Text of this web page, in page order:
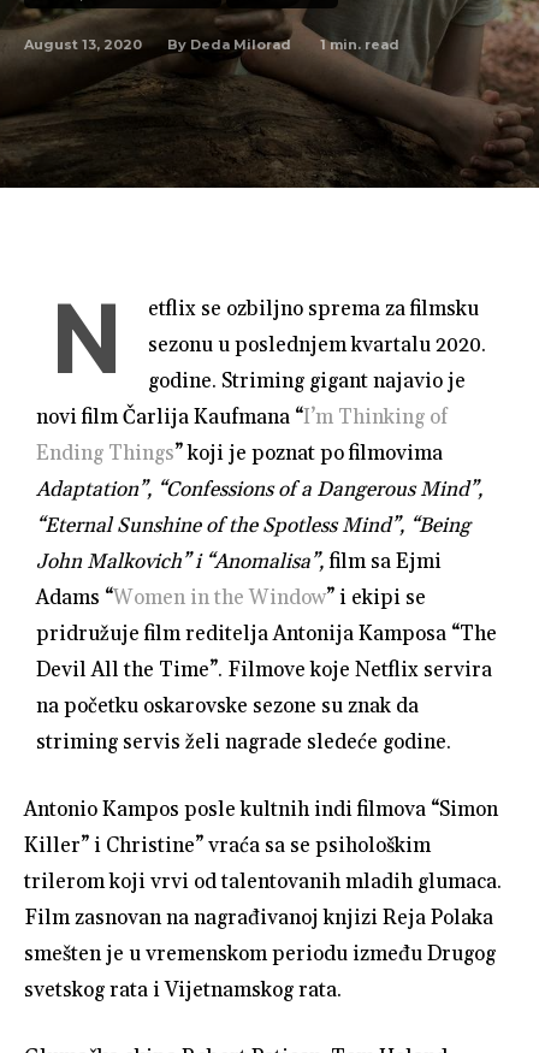
August 13, 2020 By Deda Milorad 1min. read
N
etflix se ozbiljno sprema za filmsku
sezonu u poslednjem kvartalu 2020.
godine. Striming gigant najavio je
novi film Čarlija Kaufmana “I’m Thinking of
Ending Things” koji je poznat po filmovima
Adaptation”, “Confessions of a Dangerous Mind”,
“Eternal Sunshine of the Spotless Mind”, “Being
John Malkovich” i “Anomalisa”,film sa Ejmi
Adams “Women in the Window” i ekipi se
pridružuje film reditelja Antonija Kamposa “The
Devil All the Time”. Filmove koje Netflix servira
na početku oskarovske sezone su znak da
striming servis želi nagrade sledeće godine.
Antonio Kampos posle kultnih indi filmova “Simon
Killer” i Christine” vraća sa se psihološkim
trilerom koji vrvi od talentovanih mladih glumaca.
Film zasnovan na nagrađivanoj knjizi Reja Polaka
smešten je u vremenskom periodu između Drugog
svetskog rata i Vijetnamskog rata.